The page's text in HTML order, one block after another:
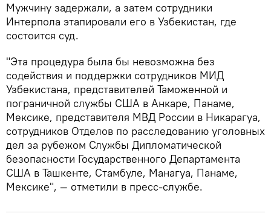
Мужчину задержали, а затем сотрудники
Интерпола этапировали его в Узбекистан, где
состоится суд.
"Эта процедура была бы невозможна без
содействия и поддержки сотрудников МИД
Узбекистана, представителей Таможенной и
пограничной службы США в Анкаре, Панаме,
Мексике, представителя МВД России в Никарагуа,
сотрудников Отделов по расследованию уголовных
дел за рубежом Службы Дипломатической
безопасности Государственного Департамента
США в Ташкенте, Стамбуле, Манагуа, Панаме,
Мексике", — отметили в пресс-службе.